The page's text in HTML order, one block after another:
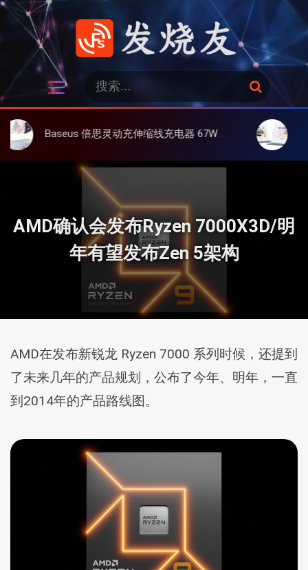
跳
发烧友
：
搜
索
Baseus 倍思灵动充伸缩线充电器 67W 3C，超耐用可伸缩线、氮化镓、3C多设备同时充 大上 Paperlike
AMD确认会发布Ryzen 7000X3D/明
年有望发布Zen 5架构
AMD在发布新锐龙 Ryzen 7000 系列时候，还提到
了未来几年的产品规划，公布了今年、明年，一直
到2014年的产品路线图。